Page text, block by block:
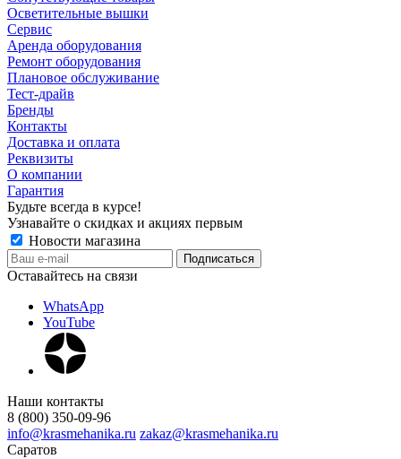
Осветительные вышки
Сервис
Аренда оборудования
Ремонт оборудования
Плановое обслуживание
Тест-драйв
Бренды
Контакты
Доставка и оплата
Реквизиты
О компании
Гарантия
Будьте всегда в курсе!
Узнавайте о скидках и акциях первым
Новости магазина
Оставайтесь на связи
WhatsApp
YouTube
Наши контакты
8 (800) 350-09-96
info@krasmehanika.ru zakaz@krasmehanika.ru
Саратов